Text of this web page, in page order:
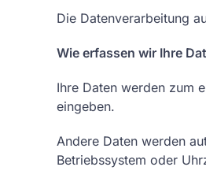
Die Datenverarbeitung
Wie erfassen wir Ihre
Ihre Daten werden zum
eingeben.
Andere Daten werden
Betriebssystem oder